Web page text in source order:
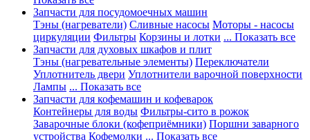
Запчасти для посудомоечных машин
Тэны (нагреватели) Сливные насосы Моторы - насосы
циркуляции Фильтры Корзины и лотки ... Показать все
Запчасти для духовых шкафов и плит
Тэны (нагревательные элементы) Переключатели
Уплотнитель двери Уплотнители варочной поверхности
Лампы ... Показать все
Запчасти для кофемашин и кофеварок
Контейнеры для воды Фильтры-сито в рожок
Заварочные блоки (кофеприёмники) Поршни заварного
устройства Кофемолки ... Показать все